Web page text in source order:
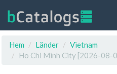
Hem
Länder
Vietnam
Ho Chi Minh City [2026-08-